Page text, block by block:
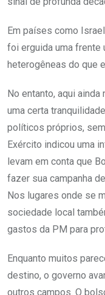
Em países como
foi erguida uma frente
heterogêneas do que
No entanto, aqui ainda
uma certa
políticos próprios,
Exército indicou uma
levam em conta que
fazer sua campanha
Nos lugares onde se
sociedade local
gastos da PM para
Enquanto muitos
destino, o governo
outros campos. O